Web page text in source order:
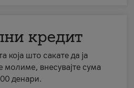
кредит
која што сакате да ја
молиме, внесувајте сума
денари.